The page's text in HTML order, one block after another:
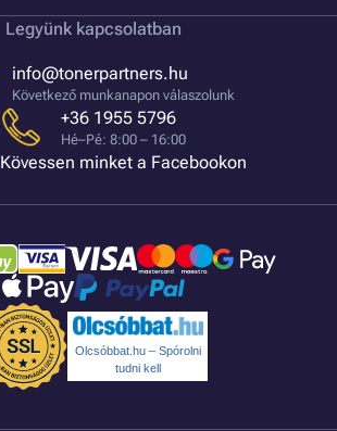
Legyünk kapcsolatban
info@tonerpartners.hu
Következő munkanapon válaszolunk
+36 1955 5796
Hé–Pé: 8:00 – 16:00
Kövessen minket a Facebookon
Olcsóbbat.hu – Spórolni
tudni kell